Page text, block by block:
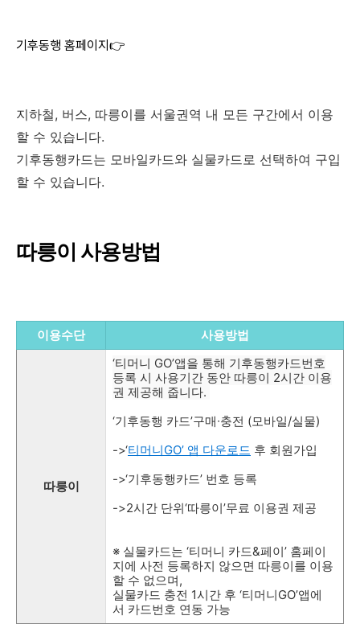
기후동행 홈페이지👉
지하철, 버스, 따릉이를 서울권역 내 모든 구간에서 이용
할 수 있습니다.
기후동행카드는 모바일카드와 실물카드로 선택하여 구입
할 수 있습니다.
따릉이 사용방법
이용수단 사용방법
따릉이
‘티머니 GO’앱을 통해 기후동행카드번호
등록 시 사용기간 동안 따릉이 2시간 이용
권 제공해 줍니다.
‘기후동행 카드’구매∙충전 (모바일/실물)
->‘티머니GO’ 앱 다운로드 후 회원가입
->‘기후동행카드’ 번호 등록
->2시간 단위‘따릉이’무료 이용권 제공
※ 실물카드는 ‘티머니 카드&페이’ 홈페이
지에 사전 등록하지 않으면 따릉이를 이용
할 수 없으며,
실물카드 충전 1시간 후 ‘티머니GO’앱에
서 카드번호 연동 가능